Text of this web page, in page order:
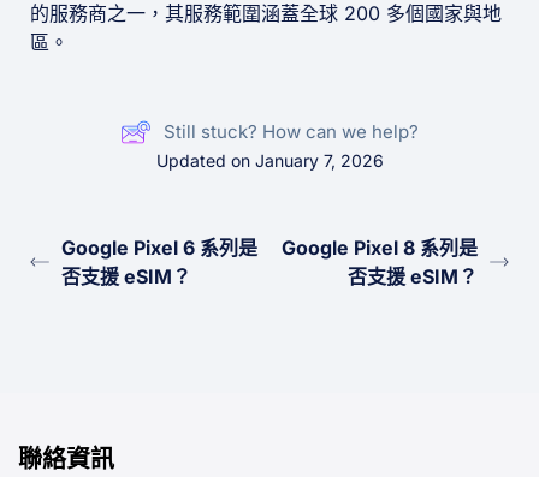
的服務商之一，其服務範圍涵蓋全球 200 多個國家與地
區。
Still stuck? How can we help?
Updated on January 7, 2026
Google Pixel 6 系列是
否支援 eSIM？
Google Pixel 8 系列是
否支援 eSIM？
聯絡資訊